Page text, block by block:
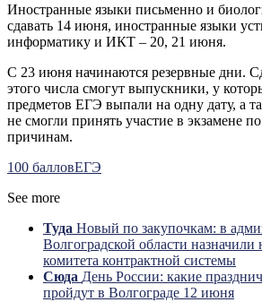
Иностранные языки письменно и
сдавать 14 июня, иностранные языки
информатику и ИКТ – 20, 21 июня.
С 23 июня начинаются резервные дни.
этого числа смогут выпускники, у
предметов ЕГЭ выпали на одну дату, а
не смогли принять участие в экзамене
причинам.
100 балловЕГЭ
See more
Туда Новый по закупочкам: в
Волгоградской области назначили
комитета контрактной системы
Сюда День России: какие
пройдут в Волгограде 12 июня